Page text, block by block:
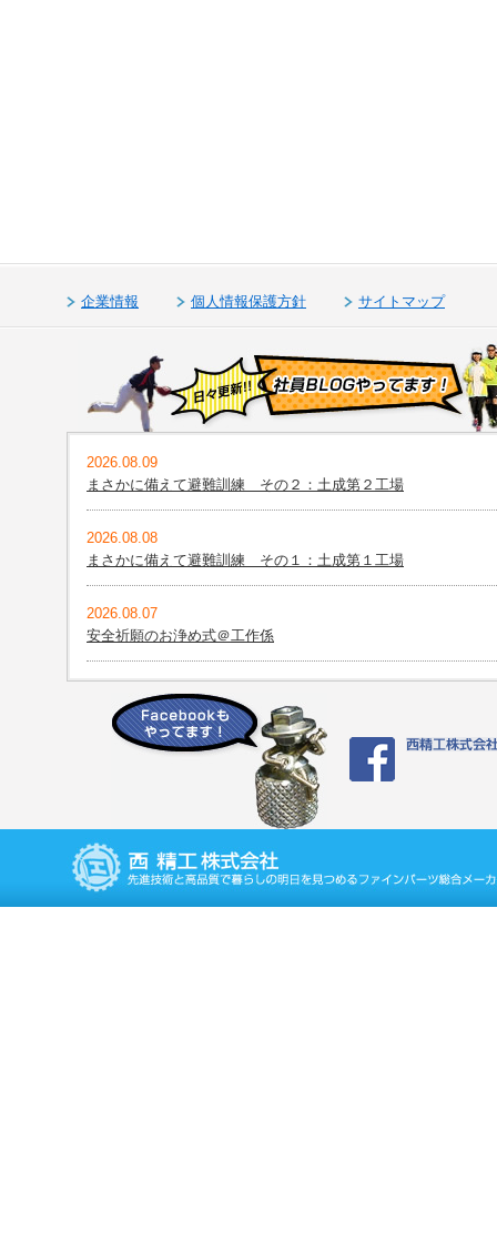
企業情報 個人情報保護方針 サイトマップ
2026.08.09
まさかに備えて避難訓練 その２：土成第２工場
2026.08.08
まさかに備えて避難訓練 その１：土成第１工場
2026.08.07
安全祈願のお浄め式＠工作係